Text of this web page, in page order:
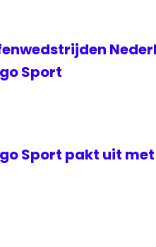
Sport
Sport pakt uit